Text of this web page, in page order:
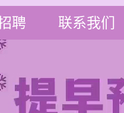
聘 联系我们